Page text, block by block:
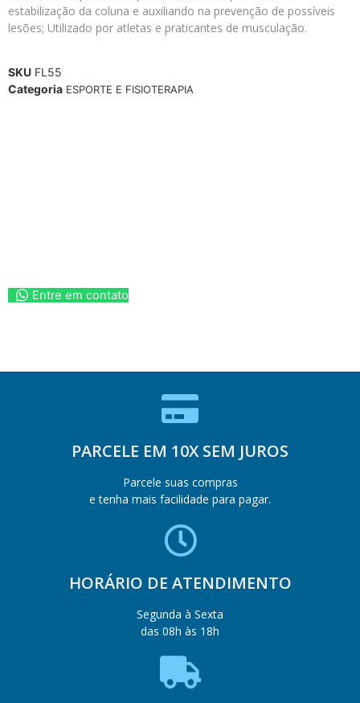
estabilização da coluna e auxiliando na prevenção de possíveis
lesões; Utilizado por atletas e praticantes de musculação.
SKU FL55
Categoria ESPORTE E FISIOTERAPIA
Entre em contato
PARCELE EM 10X SEM JUROS
Parcele suas compras
e tenha mais facilidade para pagar.
HORÁRIO DE ATENDIMENTO
Segunda à Sexta
das 08h às 18h